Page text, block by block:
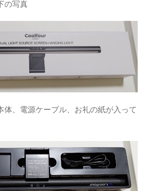
の写真
体、電源ケーブル、お礼の紙が入って